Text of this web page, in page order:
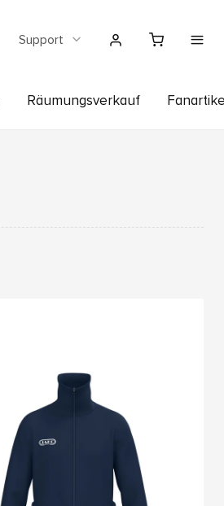
Support
Räumungsverkauf